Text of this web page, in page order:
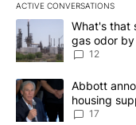
ACTIVE CONVERSATIONS
The following is a list
A trending article
What's that
gas odor
12
A trending article
Abbott
housing
17